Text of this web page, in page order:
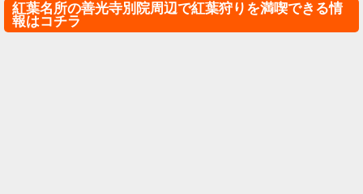
紅葉名所の善光寺別院周辺で紅葉狩りを満喫できる情
報はコチラ